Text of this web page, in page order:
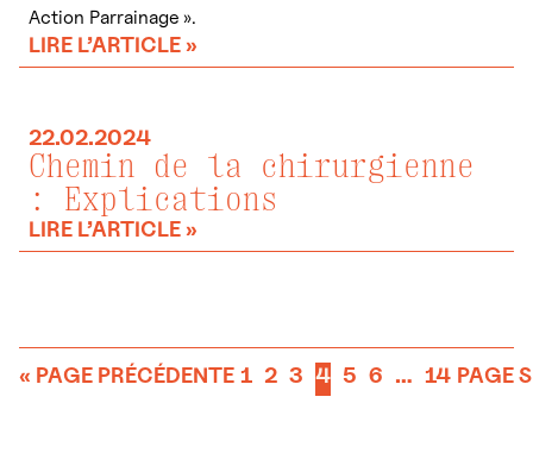
Action Parrainage ».
LIRE L’ARTICLE »
22.02.2024
Chemin de la chirurgienne
: Explications
LIRE L’ARTICLE »
« PAGE PRÉCÉDENTE 1 2 3 4 5 6 … 14 PAGE